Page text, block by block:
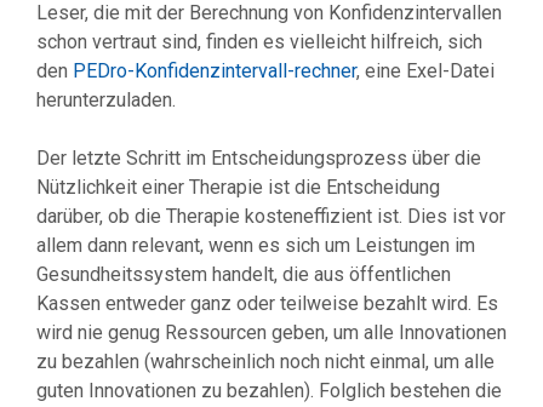
Leser, die mit der Berechnung von Konfidenzintervallen
schon vertraut sind, finden es vielleicht hilfreich, sich
den PEDro-Konfidenzintervall-rechner, eine Exel-Datei
herunterzuladen.
Der letzte Schritt im Entscheidungsprozess über die
Nützlichkeit einer Therapie ist die Entscheidung
darüber, ob die Therapie kosteneffizient ist. Dies ist vor
allem dann relevant, wenn es sich um Leistungen im
Gesundheitssystem handelt, die aus öffentlichen
Kassen entweder ganz oder teilweise bezahlt wird. Es
wird nie genug Ressourcen geben, um alle Innovationen
zu bezahlen (wahrscheinlich noch nicht einmal, um alle
guten Innovationen zu bezahlen). Folglich bestehen die